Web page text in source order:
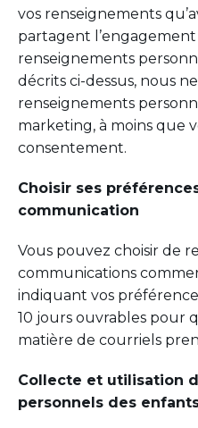
vos renseignements
partagent l’engagement
renseignements
décrits ci-dessus, nous
renseignements
marketing, à moins que
consentement.
Choisir ses
communication
Vous pouvez choisir de
communications
indiquant vos
10 jours ouvrables pour
matière de courriels
Collecte et utilisation
personnels des